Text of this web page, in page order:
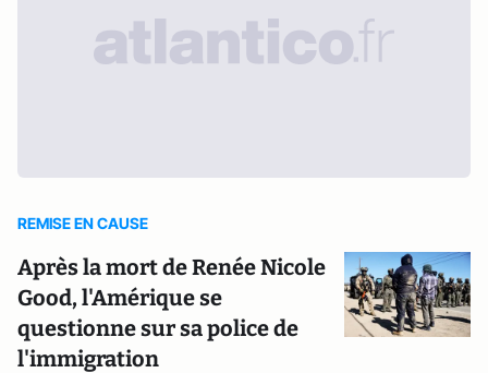
REMISE EN CAUSE
Après la mort de Renée Nicole
Good, l'Amérique se
questionne sur sa police de
l'immigration